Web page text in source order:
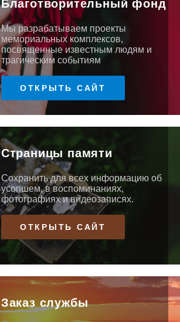
Благотворительный фонд
Мы разрабатываем проекты
мемориальных комплексов,
посвященные известным людям и
трагическим событиям
ОТКРЫТЬ САЙТ
Страницы памяти
Сохранить для всех информацию об
усопшем, в воспоминаниях,
фотографиях и видеозаписях.
ОТКРЫТЬ САЙТ
Заказ службы